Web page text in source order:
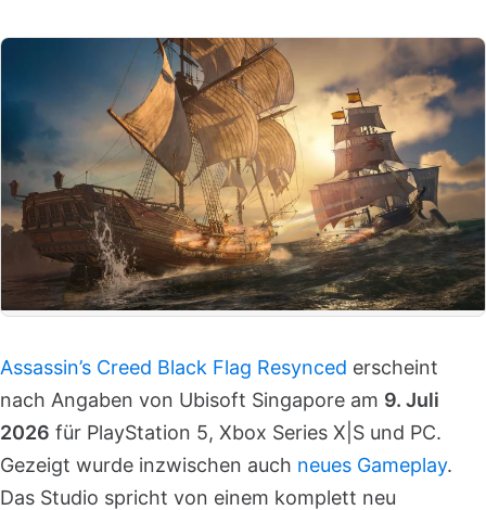
Assassin’s Creed Black Flag Resynced erscheint
nach Angaben von Ubisoft Singapore am 9. Juli
2026 für PlayStation 5, Xbox Series X|S und PC.
Gezeigt wurde inzwischen auch neues Gameplay.
Das Studio spricht von einem komplett neu